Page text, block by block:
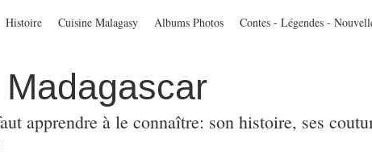
apprendre à le connaître: son histoire, ses
Histoire Cuisine Malagasy Albums Photos Contes - Légendes -